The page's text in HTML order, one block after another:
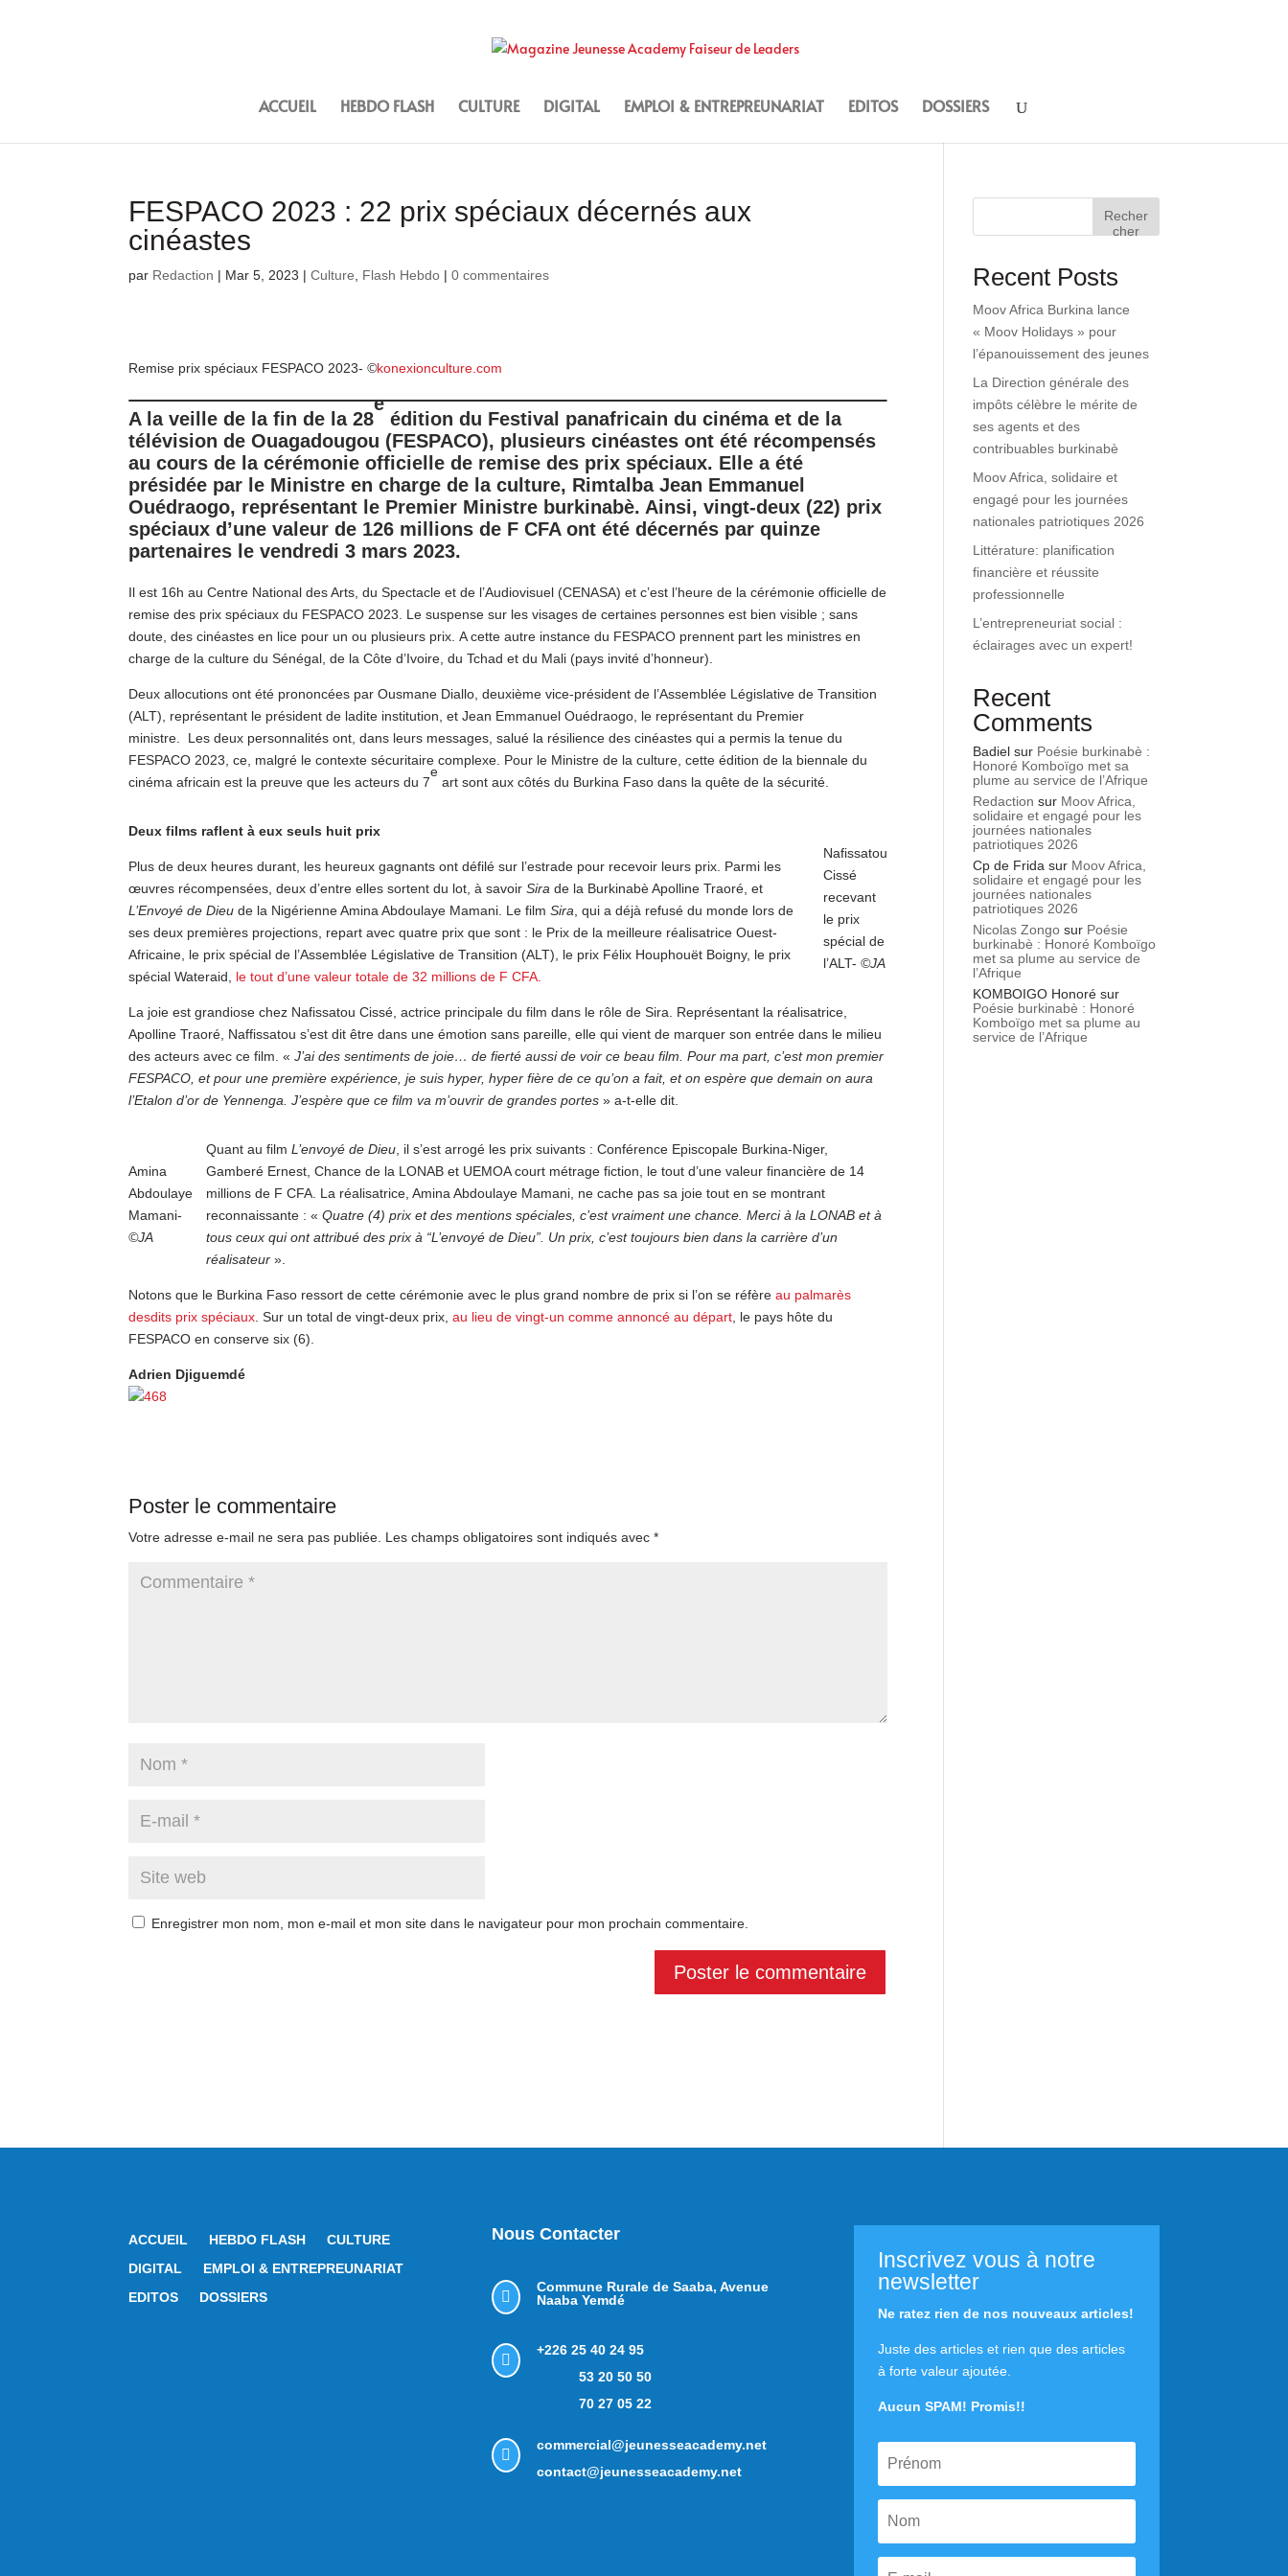
ACCUEIL HEBDO FLASH CULTURE DIGITAL EMPLOI & ENTREPREUNARIAT EDITOS DOSSIERS
FESPACO 2023 : 22 prix spéciaux décernés aux
cinéastes
par Redaction | Mar 5, 2023 |Culture Flash Hebdo |0 commentaires
Remise prix spéciaux FESPACO 2023-©konexionculture.com
A la veille de la fin de la 28
e
édition du Festival panafricain du cinéma et de la
télévision de Ouagadougou (FESPACO), plusieurs cinéastes ont été récompensés
au cours de la cérémonie officielle de remise des prix spéciaux. Elle a été
présidée par le Ministre en charge de la culture, Rimtalba Jean Emmanuel
Ouédraogo, représentant le Premier Ministre burkinabè. Ainsi, vingt-deux (22) prix
spéciaux d’une valeur de 126 millions de F CFA ont été décernés par quinze
partenaires le vendredi 3 mars 2023.
Il est 16h au Centre National des Arts, du Spectacle et de l’Audiovisuel (CENASA) et c’est l’heure de la cérémonie officielle de
remise des prix spéciaux du FESPACO 2023. Le suspense sur les visages de certaines personnes est bien visible ; sans
doute, des cinéastes en lice pour un ou plusieurs prix. A cette autre instance du FESPACO prennent part les ministres en
charge de la culture du Sénégal, de la Côte d’Ivoire, du Tchad et du Mali (pays invité d’honneur).
Deux allocutions ont été prononcées par Ousmane Diallo, deuxième vice-président de l’Assemblée Législative de Transition
(ALT), représentant le président de ladite institution, et Jean Emmanuel Ouédraogo, le représentant du Premier
ministre. Les deux personnalités ont, dans leurs messages, salué la résilience des cinéastes qui a permis la tenue du
FESPACO 2023, ce, malgré le contexte sécuritaire complexe. Pour le Ministre de la culture, cette édition de la biennale du
cinéma africain est la preuve que les acteurs du 7
e
art sont aux côtés du Burkina Faso dans la quête de la sécurité.
Nafissatou
Cissé
recevant
le prix
spécial de
l’ALT-©JA
Deux films raflent à eux seuls huit prix
Plus de deux heures durant, les heureux gagnants ont défilé sur l’estrade pour recevoir leurs prix. Parmi les
œuvres récompensées, deux d’entre elles sortent du lot, à savoirSira de la Burkinabè Apolline Traoré, et
L’Envoyé de Dieu de la Nigérienne Amina Abdoulaye Mamani. Le filmSira , qui a déjà refusé du monde lors de
ses deux premières projections, repart avec quatre prix que sont : le Prix de la meilleure réalisatrice Ouest-
Africaine, le prix spécial de l’Assemblée Législative de Transition (ALT), le prix Félix Houphouët Boigny, le prix
spécial Wateraid,
le tout d’une valeur totale de 32 millions de F CFA.
La joie est grandiose chez Nafissatou Cissé, actrice principale du film dans le rôle de Sira. Représentant la réalisatrice,
Apolline Traoré, Naffissatou s’est dit être dans une émotion sans pareille, elle qui vient de marquer son entrée dans le milieu
des acteurs avec ce film. «J’ai des sentiments de joie… de fierté aussi de voir ce beau film. Pour ma part, c’est mon premier
FESPACO, et pour une première expérience, je suis hyper, hyper fière de ce qu’on a fait, et on espère que demain on aura
l’Etalon d’or de Yennenga. J’espère que ce film va m’ouvrir de grandes portes » a-t-elle dit.
Amina
Abdoulaye
Mamani-
©JA
Quant au film L’envoyé de Dieu , il s’est arrogé les prix suivants : Conférence Episcopale Burkina-Niger,
Gamberé Ernest, Chance de la LONAB et UEMOA court métrage fiction, le tout d’une valeur financière de 14
millions de F CFA. La réalisatrice, Amina Abdoulaye Mamani, ne cache pas sa joie tout en se montrant
reconnaissante : «Quatre (4) prix et des mentions spéciales, c’est vraiment une chance. Merci à la LONAB et à
tous ceux qui ont attribué des prix à “L’envoyé de Dieu”. Un prix, c’est toujours bien dans la carrière d’un
réalisateur ».
Notons que le Burkina Faso ressort de cette cérémonie avec le plus grand nombre de prix si l’on se réfère au palmarès
desdits prix spéciaux . Sur un total de vingt-deux prix,au lieu de vingt-un comme annoncé au départ , le pays hôte du
FESPACO en conserve six (6).
Adrien Djiguemdé
Poster le commentaire
Votre adresse e-mail ne sera pas publiée. Les champs obligatoires sont indiqués avec*
Enregistrer mon nom, mon e-mail et mon site dans le navigateur pour mon prochain commentaire.
Recher
cher
Recent Posts
Moov Africa Burkina lance
« Moov Holidays » pour
l’épanouissement des jeunes
La Direction générale des
impôts célèbre le mérite de
ses agents et des
contribuables burkinabè
Moov Africa, solidaire et
engagé pour les journées
nationales patriotiques 2026
Littérature: planification
financière et réussite
professionnelle
L’entrepreneuriat social :
éclairages avec un expert!
Recent
Comments
Badiel sur Poésie burkinabè :
Honoré Komboïgo met sa
plume au service de l’Afrique
Redaction sur Moov Africa,
solidaire et engagé pour les
journées nationales
patriotiques 2026
Cp de Frida sur Moov Africa,
solidaire et engagé pour les
journées nationales
patriotiques 2026
Nicolas Zongo sur Poésie
burkinabè : Honoré Komboïgo
met sa plume au service de
l’Afrique
KOMBOIGO Honoré sur
Poésie burkinabè : Honoré
Komboïgo met sa plume au
service de l’Afrique
ACCUEIL HEBDO FLASH
CULTURE
DIGITAL
EMPLOI & ENTREPREUNARIAT
EDITOS
DOSSIERS
Nous Contacter

Commune Rurale de Saaba, Avenue
Naaba Yemdé

+226 25 40 24 95
53 20 50 50
70 27 05 22

commercial@jeunesseacademy.net
contact@jeunesseacademy.net
Inscrivez vous à notre
newsletter
Ne ratez rien de nos nouveaux articles!
Juste des articles et rien que des articles
à forte valeur ajoutée.
Aucun SPAM! Promis!!